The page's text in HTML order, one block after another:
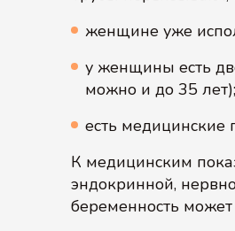
женщине уже
у женщины есть
можно и до 35 лет);
есть медицинские
К медицинским
эндокринной,
беременность